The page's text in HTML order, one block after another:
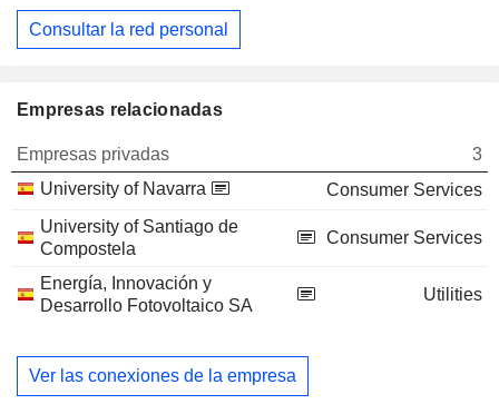
Consultar la red personal
Empresas relacionadas
Empresas privadas
3
University of Navarra
Consumer Services
University of Santiago de
Compostela
Consumer Services
Energía, Innovación y
Desarrollo Fotovoltaico SA
Utilities
Ver las conexiones de la empresa